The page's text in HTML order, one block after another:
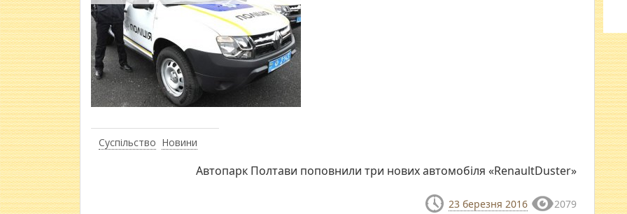
Суспільство Новини
Автопарк Полтави поповнили три нових автомобіля «RenaultDuster»
23 березня 2016 2079